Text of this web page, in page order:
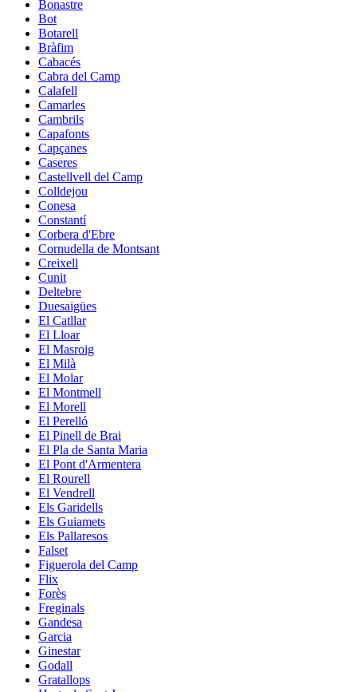
Bonastre
Bot
Botarell
Bràfim
Cabacés
Cabra del Camp
Calafell
Camarles
Cambrils
Capafonts
Capçanes
Caseres
Castellvell del Camp
Colldejou
Conesa
Constantí
Corbera d'Ebre
Cornudella de Montsant
Creixell
Cunit
Deltebre
Duesaigües
El Catllar
El Lloar
El Masroig
El Milà
El Molar
El Montmell
El Morell
El Perelló
El Pinell de Brai
El Pla de Santa Maria
El Pont d'Armentera
El Rourell
El Vendrell
Els Garidells
Els Guiamets
Els Pallaresos
Falset
Figuerola del Camp
Flix
Forès
Freginals
Gandesa
Garcia
Ginestar
Godall
Gratallops